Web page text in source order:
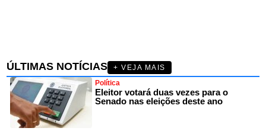
ÚLTIMAS NOTÍCIAS
+ VEJA MAIS
Política
Eleitor votará duas vezes para o
Senado nas eleições deste ano